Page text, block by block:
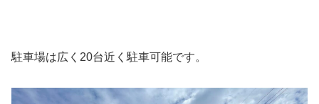
駐車場は広く20台近く駐車可能です。